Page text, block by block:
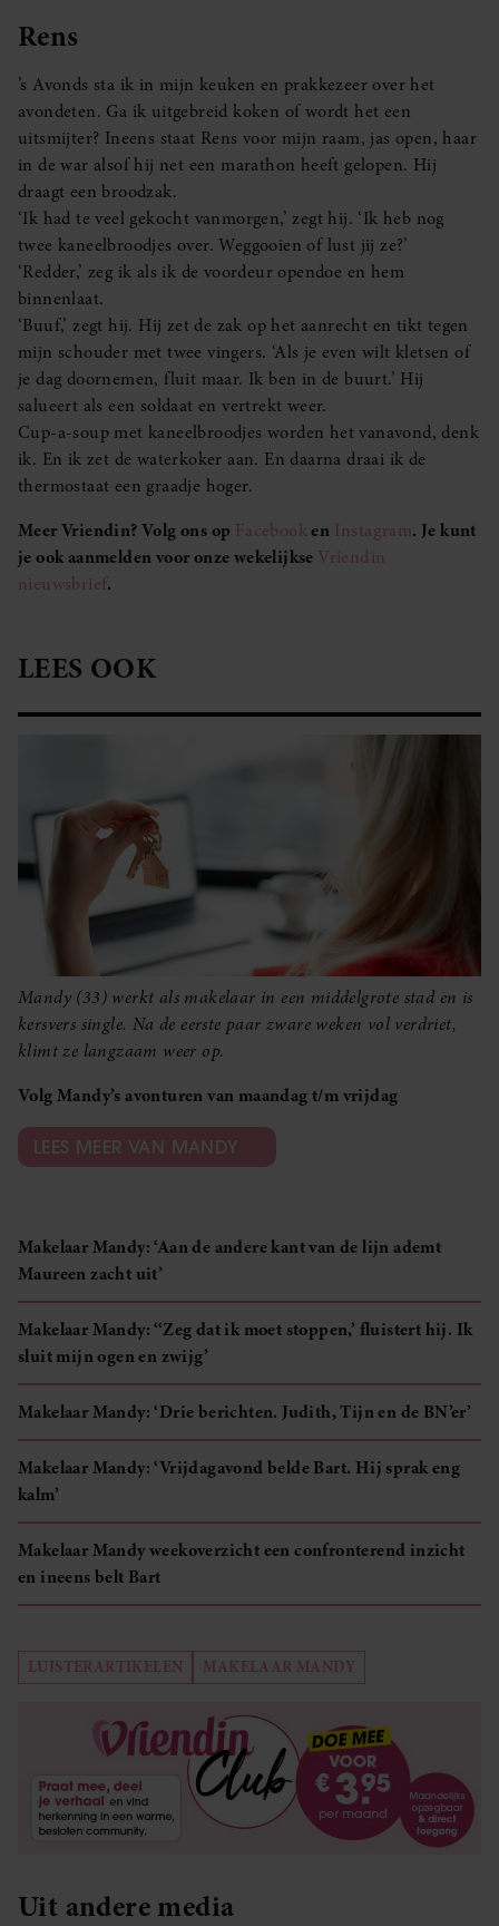
Rens
’s Avonds sta ik in mijn keuken en prakkezeer over het
avondeten. Ga ik uitgebreid koken of wordt het een
uitsmijter? Ineens staat Rens voor mijn raam, jas open, haar
in de war alsof hij net een marathon heeft gelopen. Hij
draagt een broodzak.
‘Ik had te veel gekocht vanmorgen,’ zegt hij. ‘Ik heb nog
twee kaneelbroodjes over. Weggooien of lust jij ze?’
‘Redder,’ zeg ik als ik de voordeur opendoe en hem
binnenlaat.
‘Buuf,’ zegt hij. Hij zet de zak op het aanrecht en tikt tegen
mijn schouder met twee vingers. ‘Als je even wilt kletsen of
je dag doornemen, fluit maar. Ik ben in de buurt.’ Hij
salueert als een soldaat en vertrekt weer.
Cup-a-soup met kaneelbroodjes worden het vanavond, denk
ik. En ik zet de waterkoker aan. En daarna draai ik de
thermostaat een graadje hoger.
Meer Vriendin? Volg ons op Facebooken Instagram. Je kunt
je ook aanmelden voor onze wekelijkse Vriendin
nieuwsbrief.
LEES OOK
Mandy (33) werkt als makelaar in een middelgrote stad en is
kersvers single. Na de eerste paar zware weken vol verdriet,
klimt ze langzaam weer op.
Volg Mandy’s avonturen van maandag t/m vrijdag
LEES MEER VAN MANDY
Makelaar Mandy: ‘Aan de andere kant van de lijn ademt
Maureen zacht uit’
Makelaar Mandy: ‘‘Zeg dat ik moet stoppen,’ fluistert hij. Ik
sluit mijn ogen en zwijg’
Makelaar Mandy: ‘Drie berichten. Judith, Tijn en de BN’er’
Makelaar Mandy: ‘Vrijdagavond belde Bart. Hij sprak eng
kalm’
Makelaar Mandy weekoverzicht een confronterend inzicht
en ineens belt Bart
LUISTERARTIKELEN MAKELAAR MANDY
Uit andere media